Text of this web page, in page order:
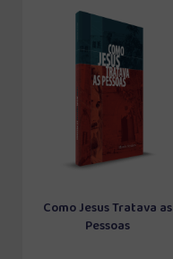
Como Jesus Tratava as
Pessoas